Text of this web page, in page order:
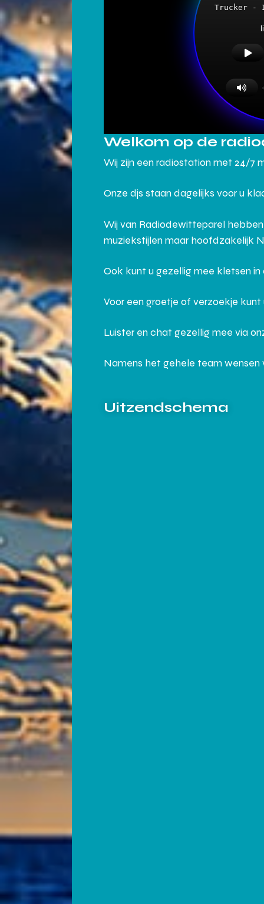
Welkom op de
Wij zijn een radiostation met 24/7
Onze djs staan dagelijks voor u
Wij van Radiodewitteparel
muziekstijlen maar hoofdzakelijk
Ook kunt u gezellig mee kletsen
Voor een groetje of verzoekje
Luister en chat gezellig mee via
Namens het gehele team wensen
Uitzendschema